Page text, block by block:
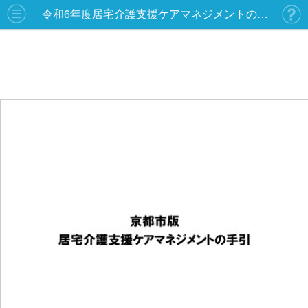
令和6年度居宅介護支援ケアマネジメントの手引